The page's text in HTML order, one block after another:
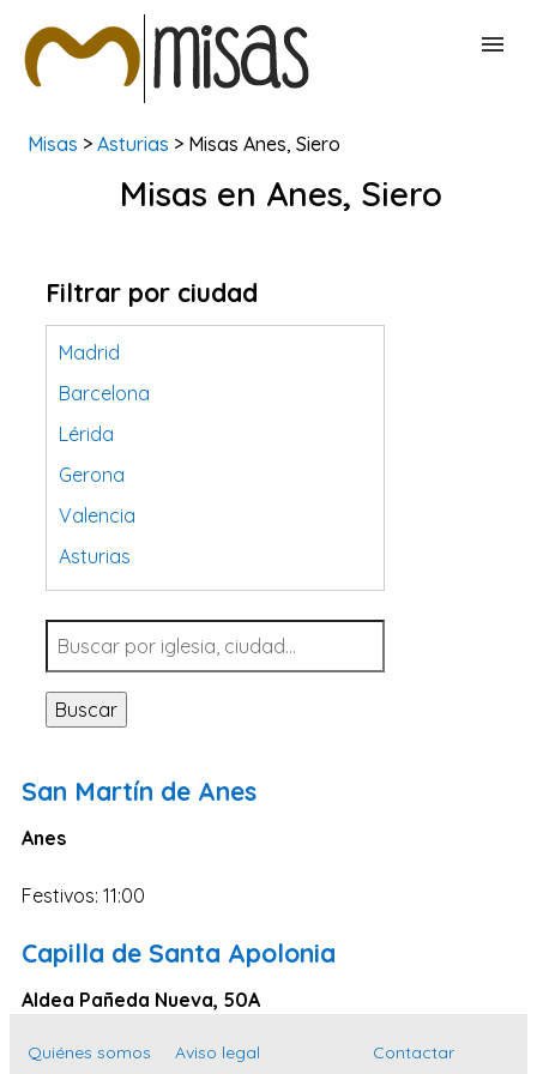
BUSCAR MISAS
Misas > Asturias > Misas Anes, Siero
Misas en Anes, Siero
Filtrar por ciudad
Madrid
Barcelona
Lérida
Gerona
Valencia
Asturias
Tarragona
Navarra
Valladolid
Sevilla
Santa Cruz de Tenerife
Cantabria
Islas Baleares
Málaga
Alicante
Toledo
Buscar
San Martín de Anes
Anes
Festivos: 11:00
Capilla de Santa Apolonia
Aldea Pañeda Nueva, 50A
Quiénes somos
Aviso legal
Contactar